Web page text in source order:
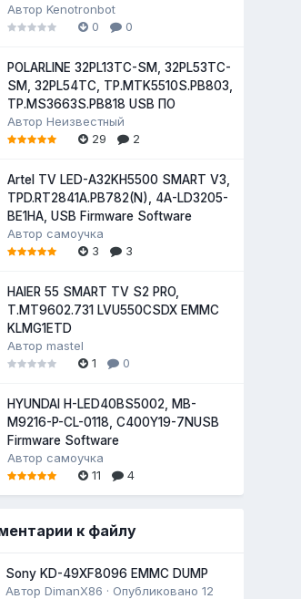
АвторKenotronbot
0
0
POLARLINE 32PL13TC-SM, 32PL53TC-
SM, 32PL54TC, TP.MTK5510S.PB803,
TP.MS3663S.PB818 USB ПО
АвторНеизвестный
29
2
Artel TV LED-A32KH5500 SMART V3,
TPD.RT2841A.PB782(N), 4A-LD3205-
BE1HA, USB Firmware Software
Автор самоучка
3
3
HAIER 55 SMART TV S2 PRO,
T.MT9602.731 LVU550CSDX EMMC
KLMG1ETD
Авторmastel
1
0
HYUNDAI H-LED40BS5002, MB-
M9216-P-CL-0118, C400Y19-7NUSB
Firmware Software
Автор самоучка
11
4
к файлу
Sony KD-49XF8096 EMMC DUMP
АвторDimanX86 · Опубликовано12